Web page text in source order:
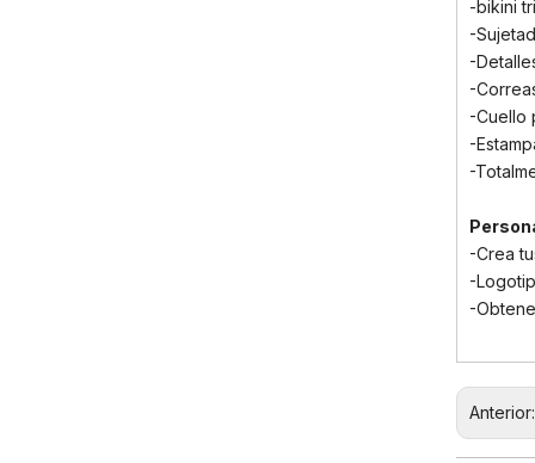
-bikini
-
-
-
-Cuello
-
-
-Crea
-
-
Anterior: